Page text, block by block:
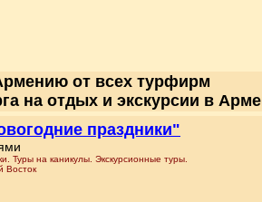
от всех турфирм
на отдых и экскурсии в
праздники"
Туры на каникулы. Экскурсионные туры.
Восток